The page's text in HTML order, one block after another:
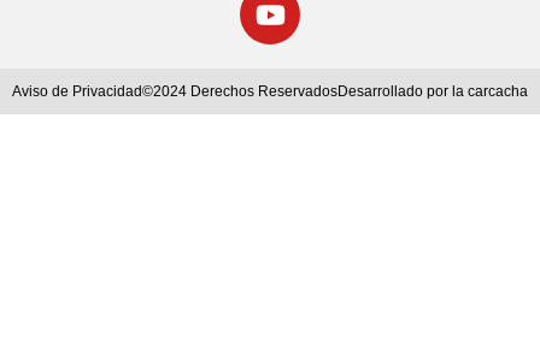
Aviso de Privacidad©2024 Derechos ReservadosDesarrollado por la carcacha